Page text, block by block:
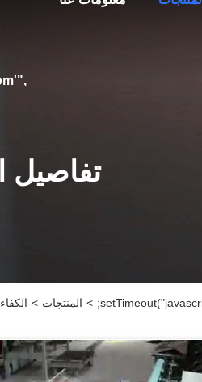
تفاصيل
> المنتجات >